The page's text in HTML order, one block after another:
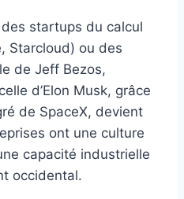
des startups du calcul
Starcloud) ou des
de Jeff Bezos,
d’Elon Musk, grâce
de SpaceX, devient
ont une culture
capacité industrielle
occidental.